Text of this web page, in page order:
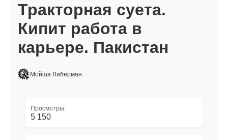
Тракторная суета.
Кипит работа в
карьере. Пакистан
Мойша Либерман
Просмотры:
5 150